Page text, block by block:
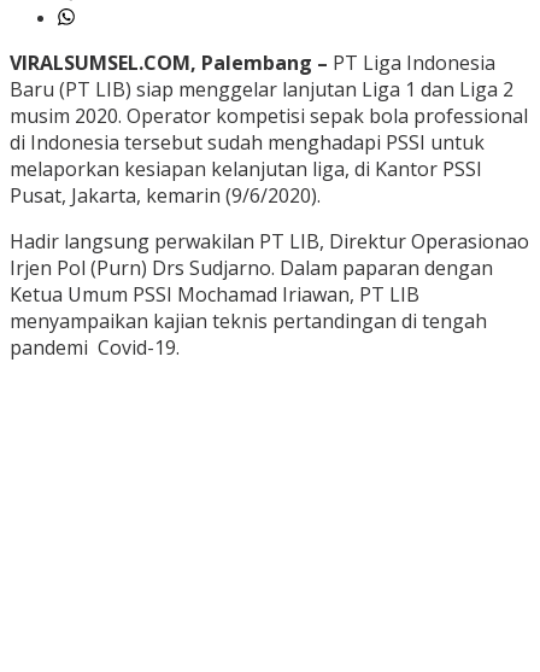
VIRALSUMSEL.COM, Palembang – PT Liga Indonesia
Baru (PT LIB) siap menggelar lanjutan Liga 1 dan Liga 2
musim 2020. Operator kompetisi sepak bola professional
di Indonesia tersebut sudah menghadapi PSSI untuk
melaporkan kesiapan kelanjutan liga, di Kantor PSSI
Pusat, Jakarta, kemarin (9/6/2020).
Hadir langsung perwakilan PT LIB, Direktur Operasionao
Irjen Pol (Purn) Drs Sudjarno. Dalam paparan dengan
Ketua Umum PSSI Mochamad Iriawan, PT LIB
menyampaikan kajian teknis pertandingan di tengah
pandemi Covid-19.